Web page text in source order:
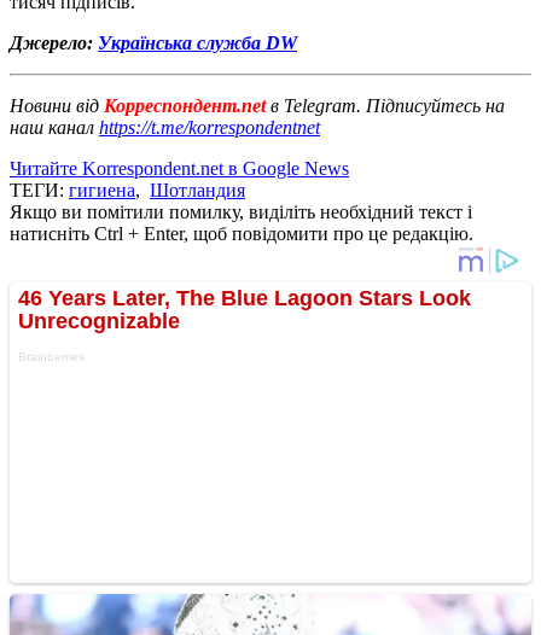
Джерело: Українська служба DW
Новини від Корреспондент.netв Telegram. Підписуйтесь на
наш канал https://t.me/korrespondentnet
Читайте Korrespondent.net в Google News
ТЕГИ: гигиена, Шотландия
Якщо ви помітили помилку, виділіть необхідний текст і
натисніть Ctrl + Enter, щоб повідомити про це редакцію.